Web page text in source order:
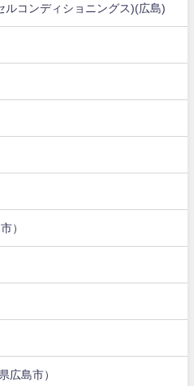
ルコンディショニングス)(広島)
）
広島市）